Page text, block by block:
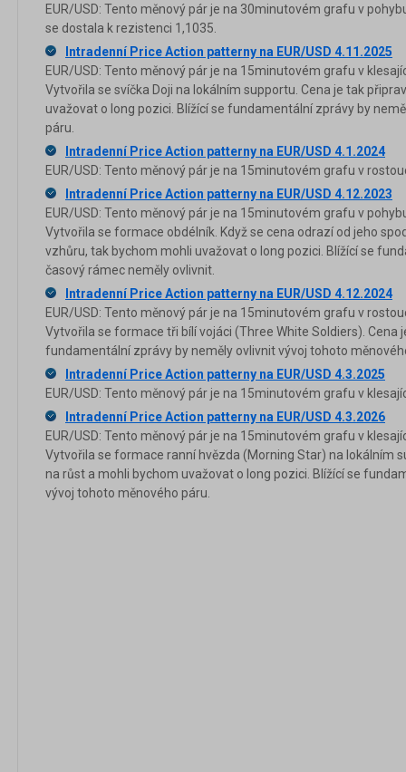
EUR/USD: Tento měnový pár je na 30minutovém grafu v
se dostala k rezistenci 1,1035.
Intradenní Price Action patterny na EUR/USD 4.11.2025
EUR/USD: Tento měnový pár je na 15minutovém grafu v
Vytvořila se svíčka Doji na lokálním supportu. Cena je tak
uvažovat o long pozici. Blížící se fundamentální zprávy by
páru.
Intradenní Price Action patterny na EUR/USD 4.1.2024
EUR/USD: Tento měnový pár je na 15minutovém grafu v
Intradenní Price Action patterny na EUR/USD 4.12.2023
EUR/USD: Tento měnový pár je na 15minutovém grafu v
Vytvořila se formace obdélník. Když se cena odrazí od jeho
vzhůru, tak bychom mohli uvažovat o long pozici. Blížící se
časový rámec neměly ovlivnit.
Intradenní Price Action patterny na EUR/USD 4.12.2024
EUR/USD: Tento měnový pár je na 15minutovém grafu v
Vytvořila se formace tři bílí vojáci (Three White Soldiers). Cena
fundamentální zprávy by neměly ovlivnit vývoj tohoto
Intradenní Price Action patterny na EUR/USD 4.3.2025
EUR/USD: Tento měnový pár je na 15minutovém grafu v
Intradenní Price Action patterny na EUR/USD 4.3.2026
EUR/USD: Tento měnový pár je na 15minutovém grafu v
Vytvořila se formace ranní hvězda (Morning Star) na lokálním
na růst a mohli bychom uvažovat o long pozici. Blížící se
vývoj tohoto měnového páru.